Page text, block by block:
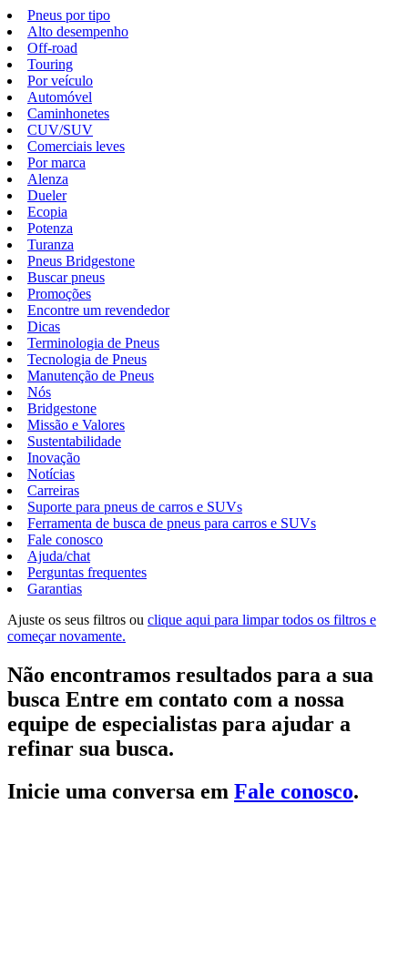
Pneus por tipo
Alto desempenho
Off-road
Touring
Por veículo
Automóvel
Caminhonetes
CUV/SUV
Comerciais leves
Por marca
Alenza
Dueler
Ecopia
Potenza
Turanza
Pneus Bridgestone
Buscar pneus
Promoções
Encontre um revendedor
Dicas
Terminologia de Pneus
Tecnologia de Pneus
Manutenção de Pneus
Nós
Bridgestone
Missão e Valores
Sustentabilidade
Inovação
Notícias
Carreiras
Suporte para pneus de carros e SUVs
Ferramenta de busca de pneus para carros e SUVs
Fale conosco
Ajuda/chat
Perguntas frequentes
Garantias
Ajuste os seus filtros ou clique aqui para limpar todos os filtros e
começar novamente.
Não encontramos resultados para a sua
busca Entre em contato com a nossa
equipe de especialistas para ajudar a
refinar sua busca.
Inicie uma conversa em Fale conosco.